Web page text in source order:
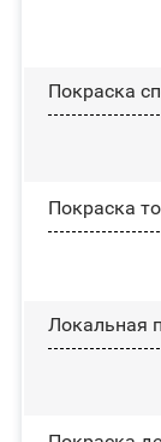
Покраска
Покраска
Локальная